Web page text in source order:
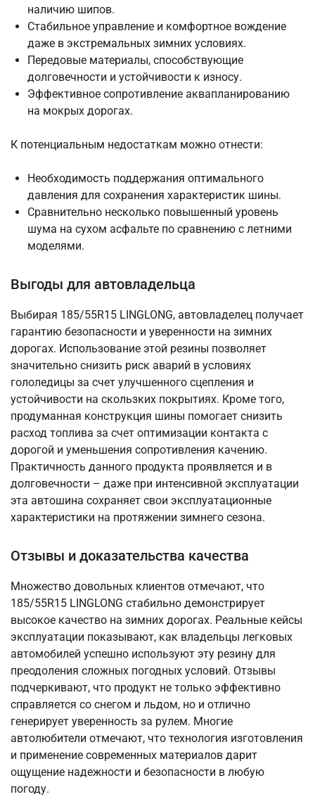
наличию шипов.
Стабильное управление и комфортное вождение
даже в экстремальных зимних условиях.
Передовые материалы, способствующие
долговечности и устойчивости к износу.
Эффективное сопротивление аквапланированию
на мокрых дорогах.
К потенциальным недостаткам можно отнести:
Необходимость поддержания оптимального
давления для сохранения характеристик шины.
Сравнительно несколько повышенный уровень
шума на сухом асфальте по сравнению с летними
моделями.
Выгоды для автовладельца
Выбирая 185/55R15 LINGLONG, автовладелец получает
гарантию безопасности и уверенности на зимних
дорогах. Использование этой резины позволяет
значительно снизить риск аварий в условиях
гололедицы за счет улучшенного сцепления и
устойчивости на скользких покрытиях. Кроме того,
продуманная конструкция шины помогает снизить
расход топлива за счет оптимизации контакта с
дорогой и уменьшения сопротивления качению.
Практичность данного продукта проявляется и в
долговечности – даже при интенсивной эксплуатации
эта автошина сохраняет свои эксплуатационные
характеристики на протяжении зимнего сезона.
Отзывы и доказательства качества
Множество довольных клиентов отмечают, что
185/55R15 LINGLONG стабильно демонстрирует
высокое качество на зимних дорогах. Реальные кейсы
эксплуатации показывают, как владельцы легковых
автомобилей успешно используют эту резину для
преодоления сложных погодных условий. Отзывы
подчеркивают, что продукт не только эффективно
справляется со снегом и льдом, но и отлично
генерирует уверенность за рулем. Многие
автолюбители отмечают, что технология изготовления
и применение современных материалов дарит
ощущение надежности и безопасности в любую
погоду.